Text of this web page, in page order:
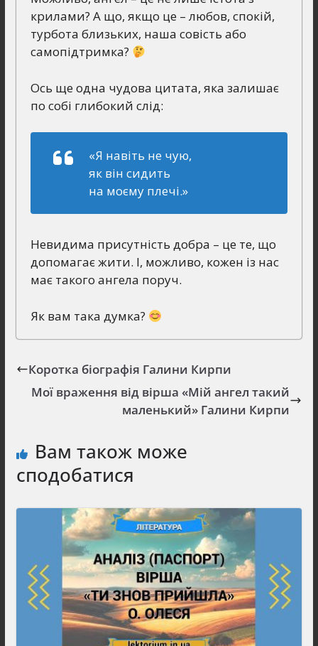
крилами? А що, якщо це – любов, спокій,
турбота близьких, наша совість або
самопідтримка?
Ось ще одна чудова цитата, яка залишає
по собі глибокий слід:
«Я навіть не чую,
як він сидить
на моєму плечі.»
Невидима присутність добра – це те, що
допомагає жити. І, можливо, кожен із нас
має такого ангела поруч.
Як вам така думка?
Коротка біографія Галини Кирпи
Мої враження від вірша «Мій ангел такий
маленький» Галини Кирпи
Вам також може
сподобатися